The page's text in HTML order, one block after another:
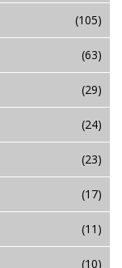
(105)
(63)
(29)
(24)
(23)
(17)
(11)
(10)